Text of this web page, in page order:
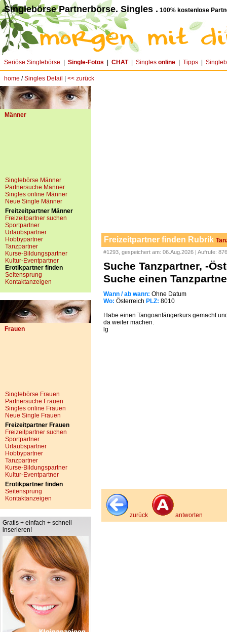
Singlebörse Partnerbörse. Singles . 100% kostenlose
Seriöse Singlebörse Single-Fotos CHAT| Singles online Tipps
home /Singles Detail << zurück
Männer
Singlebörse Männer
Partnersuche Männer
Singles online Männer
Neue Single Männer
Freitzeitpartner Männer
Freizeitpartner suchen
Sportpartner
Urlaubspartner
Hobbypartner
Tanzpartner
Kurse-Bildungspartner
Kultur-Eventpartner
Erotikpartner finden
Seitensprung
Kontaktanzeigen
Frauen
Singlebörse Frauen
Partnersuche Frauen
Singles online Frauen
Neue Single Frauen
Freizeitpartner Frauen
Freizeitpartner suchen
Sportpartner
Urlaubspartner
Hobbypartner
Tanzpartner
Kurse-Bildungspartner
Kultur-Eventpartner
Erotikpartner finden
Seitensprung
Kontaktanzeigen
Gratis + einfach + schnell
inserieren!
Freizeitpartner finden Rubrik
#1293, gespeichert am: 06.Aug.2026 | Aufrufe:
Suche Tanzpartner, -
Suche einen
Wann / ab wann: Ohne Datum
Wo: Österreich PLZ: 8010
Habe einen Tangoanfängerkurs gemacht
da weiter machen.
lg
zurück antworten